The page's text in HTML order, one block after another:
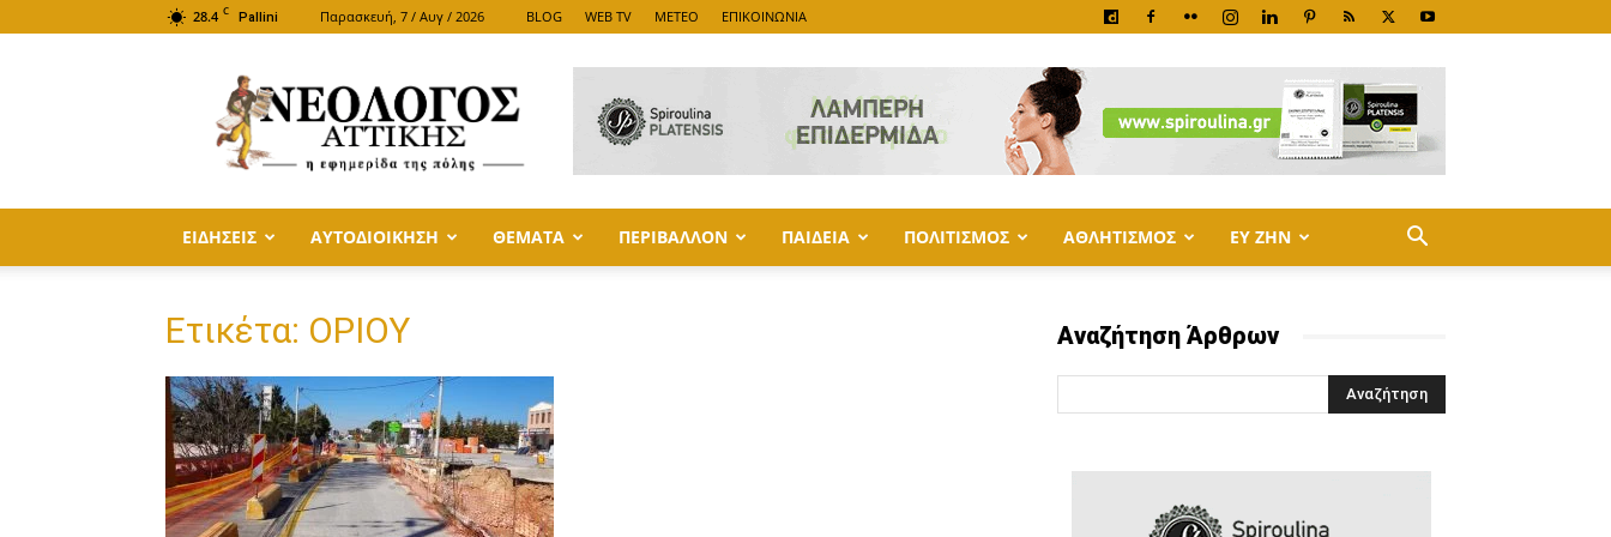
28.4 C Pallini Παρασκευή, 7 / Αυγ / 2026 BLOG WEB TV METEO ΕΠΙΚΟΙΝΩΝΙΑ
ΑΤΤΙΚΗΣ
ΕΙΔΗΣΕΙΣ ΑΥΤΟΔΙΟΙΚΗΣΗ ΘΕΜΑΤΑ ΠΕΡΙΒΑΛΛΟΝ ΠΑΙΔΕΙΑ ΠΟΛΙΤΙΣΜΟΣ ΑΘΛΗΤΙΣΜΟΣ ΕΥ ΖΗΝ
Ετικέτα: ΟΡΙΟΥ Αναζήτηση Άρθρων